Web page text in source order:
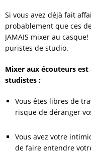
Si vous avez déjà fait
probablement que ces
JAMAIS mixer au
puristes de studio.
Mixer aux écouteurs
studistes :
Vous êtes libres de
risque de déranger
Vous avez votre
de faire entendre